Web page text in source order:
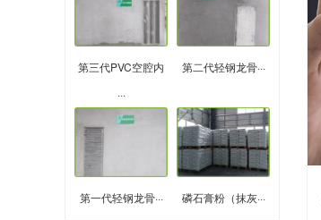
第三代PVC空腔内
···
第二代轻钢龙骨···
第一代轻钢龙骨··· 磷石膏粉（抹灰···